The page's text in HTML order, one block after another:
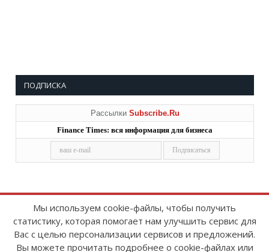
ПОДПИСКА
Рассылки Subscribe.Ru
Finance Times: вся информация для бизнеса
Copyright © 2008-2026FinanceTimes
Зарегистрировано в Роскомнадзоре
Мы используем cookie-файлы, чтобы получить
статистику, которая помогает нам улучшить сервис для
Вас с целью персонализации сервисов и предложений.
Вы можете прочитать подробнее о cookie-файлах или